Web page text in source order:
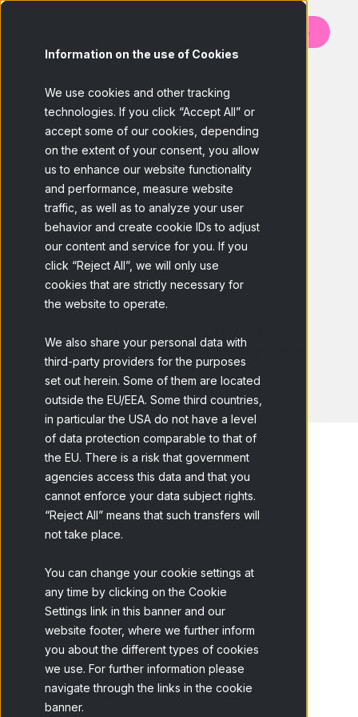
Information on the use of Cookies
We use cookies and other tracking
technologies. If you click “Accept All” or
accept some of our cookies, depending
on the extent of your consent, you allow
us to enhance our website functionality
and performance, measure website
traffic, as well as to analyze your user
behavior and create cookie IDs to adjust
our content and service for you. If you
click “Reject All”, we will only use
cookies that are strictly necessary for
the website to operate.
We also share your personal data with
third-party providers for the purposes
set out herein. Some of them are located
outside the EU/EEA. Some third countries,
in particular the USA do not have a level
of data protection comparable to that of
the EU. There is a risk that government
agencies access this data and that you
cannot enforce your data subject rights.
“Reject All” means that such transfers will
not take place.
You can change your cookie settings at
any time by clicking on the Cookie
Settings link in this banner and our
website footer, where we further inform
you about the different types of cookies
we use. For further information please
navigate through the links in the cookie
banner.
Contáctanos
resultados y conclusiones
Home Blog Superbrands:...
más conSuperbrandsen un interesante
estudio sobre la fortaleza de las marcas en
España, a través de la opinión de los
consumidores españoles.
La metodología empleada en esta edición,
constaba de tres fases: